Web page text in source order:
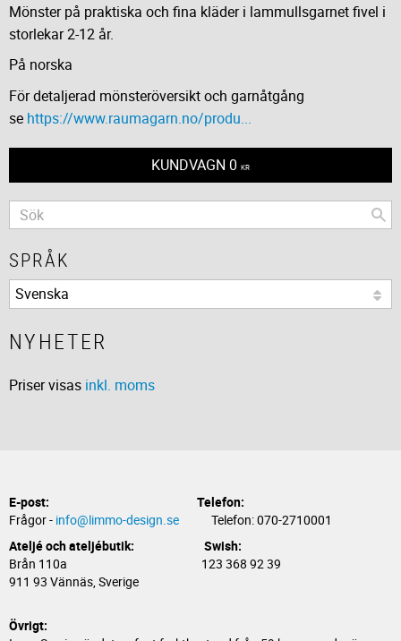
Mönster på praktiska och fina kläder i lammullsgarnet fivel i
storlekar 2-12 år.
På norska
För detaljerad mönsteröversikt och garnåtgång
se https://www.raumagarn.no/produ...
KUNDVAGN 0 KR
SPRÅK
NYHETER
Priser visas inkl. moms
E-post:
Telefon:
Frågor - info@limmo-design.se Telefon: 070-2710001
Ateljé och ateljébutik: Swish:
Brån 110a 123 368 92 39
911 93 Vännäs, Sverige
Övrigt: